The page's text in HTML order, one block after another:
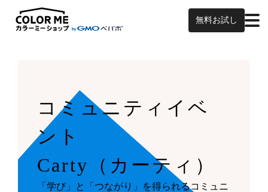
無料お試し
コミュニティイベ
ント
Carty（カーティ）
「学び」と「つながり」を得られるコミュニ